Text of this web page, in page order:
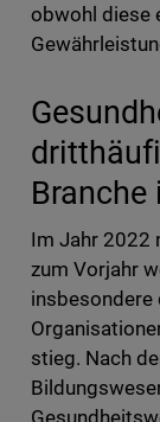
obwohl diese
Im Jahr 2022
zum Vorjahr
insbesondere
stieg. Nach